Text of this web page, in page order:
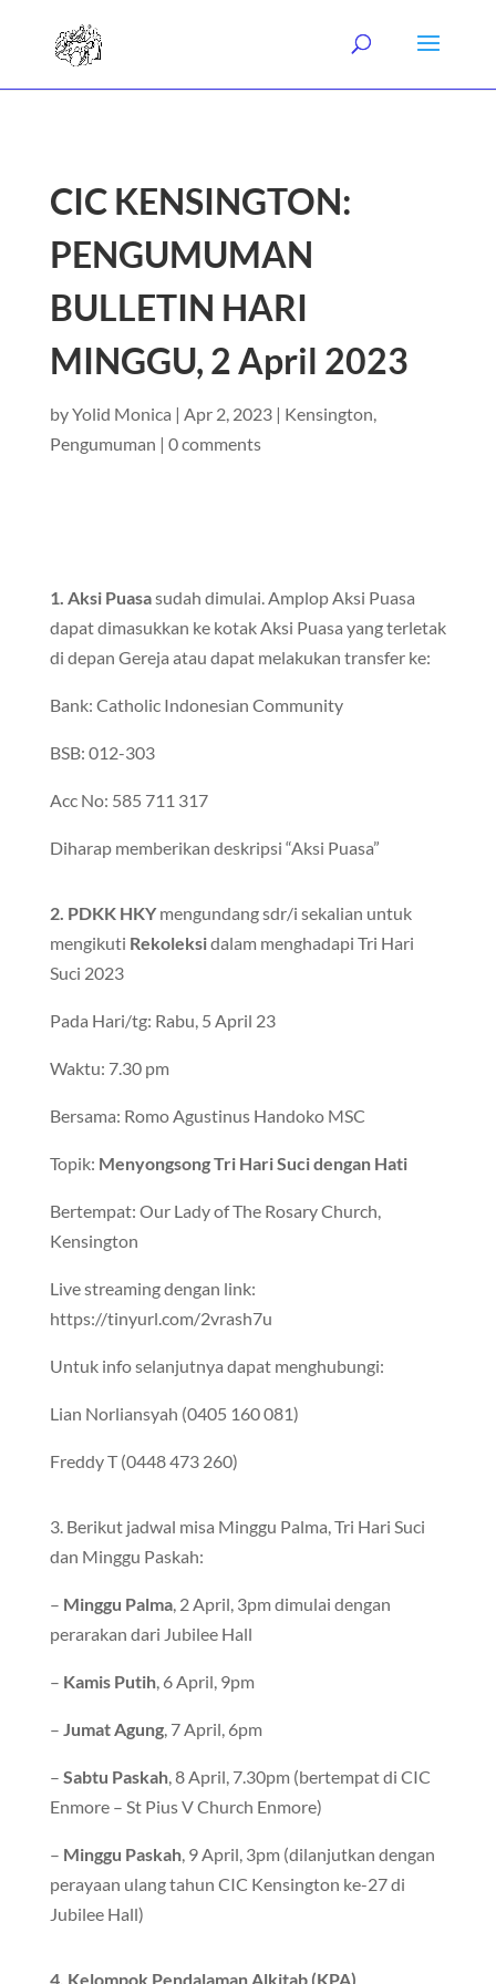
CIC KENSINGTON:
PENGUMUMAN
BULLETIN HARI
MINGGU, 2 April 2023
byYolid Monica | Apr 2, 2023| Kensington,
Pengumuman | 0 comments
1. Aksi Puasasudah dimulai. Amplop Aksi Puasa
dapat dimasukkan ke kotak Aksi Puasa yang terletak
di depan Gereja atau dapat melakukan transfer ke:
Bank: Catholic Indonesian Community
BSB: 012-303
Acc No: 585 711 317
Diharap memberikan deskripsi “Aksi Puasa”
2. PDKK HKYmengundang sdr/i sekalian untuk
mengikuti Rekoleksidalam menghadapi Tri Hari
Suci 2023
Pada Hari/tg: Rabu, 5 April 23
Waktu: 7.30 pm
Bersama: Romo Agustinus Handoko MSC
Topik: Menyongsong Tri Hari Suci dengan Hati
Bertempat: Our Lady of The Rosary Church,
Kensington
Live streaming dengan link:
https://tinyurl.com/2vrash7u
Untuk info selanjutnya dapat menghubungi:
Lian Norliansyah (0405 160 081)
Freddy T (0448 473 260)
3. Berikut jadwal misa Minggu Palma, Tri Hari Suci
dan Minggu Paskah:
– Minggu Palma, 2 April, 3pm dimulai dengan
perarakan dari Jubilee Hall
– Kamis Putih, 6 April, 9pm
– Jumat Agung, 7 April, 6pm
– Sabtu Paskah, 8 April, 7.30pm (bertempat di CIC
Enmore – St Pius V Church Enmore)
– Minggu Paskah, 9 April, 3pm (dilanjutkan dengan
perayaan ulang tahun CIC Kensington ke-27 di
Jubilee Hall)
4. Kelompok Pendalaman Alkitab (KPA)